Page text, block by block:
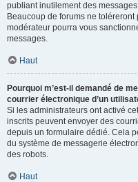
publiant inutilement des
Beaucoup de forums ne
modérateur pourra vous
messages.
Haut
Pourquoi m’est-il demandé de
courrier électronique d’un
Si les administrateurs ont activé
inscrits peuvent envoyer des
depuis un formulaire dédié. Cela
du système de messagerie
des robots.
Haut